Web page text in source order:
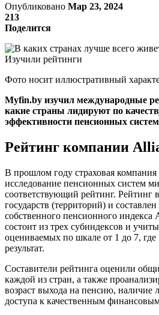
Опубликовано Мар 23, 2024
213
Поделится
Фото носит иллюстративный
Myfin.by изучил международные
какие страны лидируют по
эффективности пенсионных
Рейтинг компании
В прошлом году страховая
исследование пенсионных систем
соответствующий рейтинг. Рейтинг
государств (территорий) и
собственного пенсионного
состоит из трех субиндексов и
оцениваемых по шкале от 1 до 7, где
результат.
Составители рейтинга оценили
каждой из стран, а также
возраст выхода на пенсию, наличие
доступа к качественным